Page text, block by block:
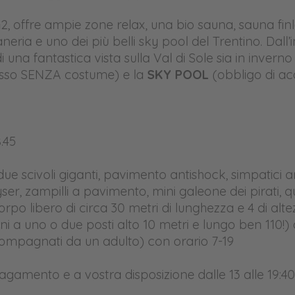
offre ampie zone relax, una bio sauna, sauna
e uno dei più belli sky pool del Trentino.
fantastica vista sulla Val di Sole sia in inverno
SENZA costume) e la SKY POOL (obbligo di
scivoli giganti, pavimento antishock, simpatici
zampilli a pavimento, mini galeone dei pirati,
libero di circa 30 metri di lunghezza e 4 di
uno o due posti alto 10 metri e lungo ben 110!)
da un adulto) con orario 7-19
e a vostra disposizione dalle 13 alle